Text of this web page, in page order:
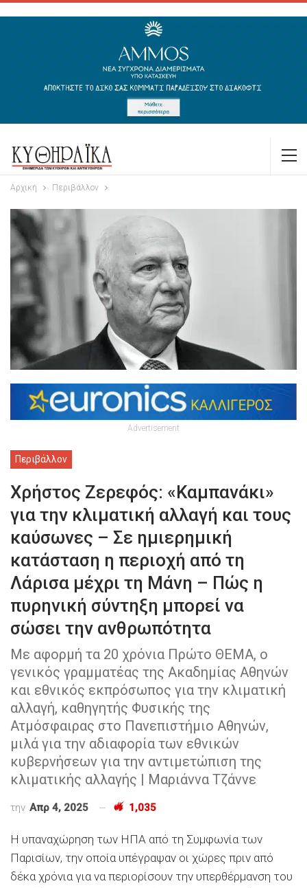
Αρχική Περιβάλλον
Advertisement
Περιβάλλον
Χρήστος Ζερεφός: «Καμπανάκι»
για την κλιματική αλλαγή και τους
καύσωνες – Σε ημιερημική
κατάσταση η περιοχή από τη
Λάρισα μέχρι τη Μάνη – Πώς η
πυρηνική σύντηξη μπορεί να
σώσει την ανθρωπότητα
Με αφορμή τα 20 χρόνια Πρώτο ΘΕΜΑ, ο
γενικός γραμματέας της Ακαδημίας Αθηνών
και εθνικός εκπρόσωπος για την κλιματική
αλλαγή, καθηγητής Φυσικής της
Ατμόσφαιρας στο Πανεπιστήμιο Αθηνών,
μιλά για την αδιαφορία των εθνικών
κυβερνήσεων για την αντιμετώπιση της
κλιματικής αλλαγής | Μαριάννα Τζάννε
την Απρ 4, 2025 1,035
Η υπαναχώρηση των ΗΠΑ από τη Συμφωνία των
Παρισίων, την οποία υπέγραψαν οι χώρες πριν από
δέκα χρόνια για να περιορίσουν την υπερθέρμανση του